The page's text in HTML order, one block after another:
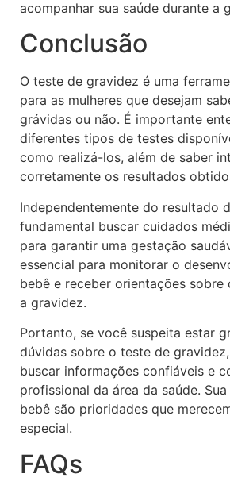
acompanhar sua saúde durante a
Conclusão
O teste de gravidez é uma
para as mulheres que desejam
grávidas ou não. É importante
diferentes tipos de testes
como realizá-los, além de saber
corretamente os resultados
Independentemente do resultado
fundamental buscar cuidados
para garantir uma gestação
essencial para monitorar o
bebê e receber orientações sobre
a gravidez.
Portanto, se você suspeita estar
dúvidas sobre o teste de
buscar informações confiáveis e
profissional da área da saúde.
bebê são prioridades que
especial.
FAQs